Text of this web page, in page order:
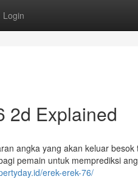
Login
2d Explained
angka yang akan keluar besok
pemain untuk memprediksi
erek-erek-76/